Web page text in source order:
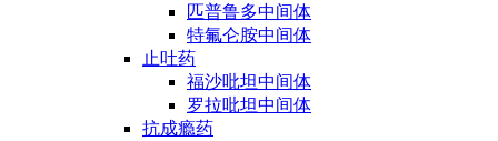
匹普鲁多中间体
特氟仑胺中间体
止吐药
福沙吡坦中间体
罗拉吡坦中间体
抗成瘾药